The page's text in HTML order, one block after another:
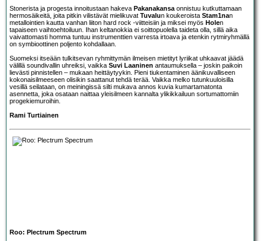
Stonerista ja progesta innoitustaan hakeva Pakanakansa onnistuu kutkuttamaan
hermosäikeitä, joita pitkin vilistävät mielikuvat Tuvalun koukeroista Stam1nan
metallointien kautta vanhan liiton hard rock -viitteisiin ja miksei myös Holen
tapaiseen vaihtoehtoiluun. Ihan keltanokkia ei soittopuolella taideta olla, sillä aika
vaivattomasti homma tuntuu instrumenttien varresta irtoava ja etenkin rytmiryhmällä
on symbioottinen poljento kohdallaan.
Suomeksi itseään tulkitsevan ryhmittymän ilmeisen mietityt lyriikat uhkaavat jäädä
välillä soundivallin uhreiksi, vaikka Suvi Laaninen antaumuksella – joskin paikoin
lievästi pinnistellen – mukaan heittäytyykin. Pieni tiukentaminen äänikuvalliseen
kokonaisilmeeseen olisikin saattanut tehdä terää. Vaikka melko tutunkuuloisilla
vesillä seilataan, on meiningissä silti mukava annos kuvia kumartamatonta
asennetta, joka osataan naittaa yleisilmeen kannalta ylikikkailuun sortumattomiin
progekiemuroihin.
Rami Turtiainen
Roo: Plectrum Spectrum